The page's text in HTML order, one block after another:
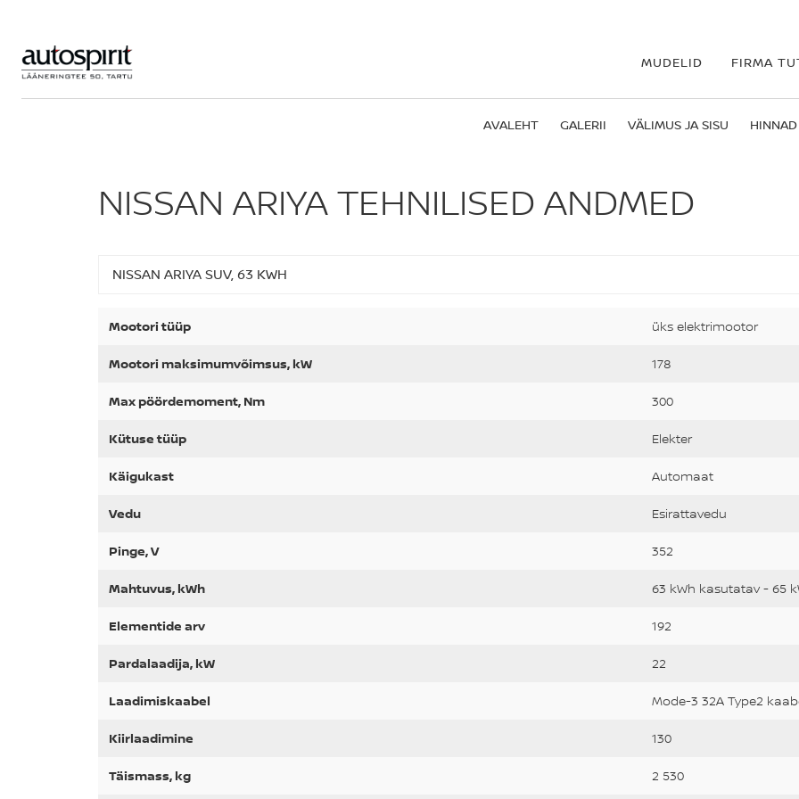
MUDELID FIRMA
AVALEHT GALERII VÄLIMUS JA SISU HINNAD
NISSAN ARIYA TEHNILISED ANDMED
NISSAN ARIYA SUV, 63 KWH
Mootori tüüp üks elektrimootor
Mootori maksimumvõimsus, kW 178
Max pöördemoment, Nm 300
Kütuse tüüp Elekter
Käigukast Automaat
Vedu Esirattavedu
Pinge, V 352
Mahtuvus, kWh 63 kWh kasutatav - 65
Elementide arv 192
Pardalaadija, kW 22
Laadimiskaabel Mode-3 32A Type2
Kiirlaadimine 130
Täismass, kg 2 530